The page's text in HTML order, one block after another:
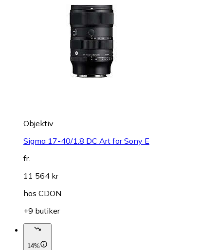
Objektiv
Sigma 17-40/1.8 DC Art for Sony E
fr.
11 564 kr
hos CDON
+9 butiker
14%